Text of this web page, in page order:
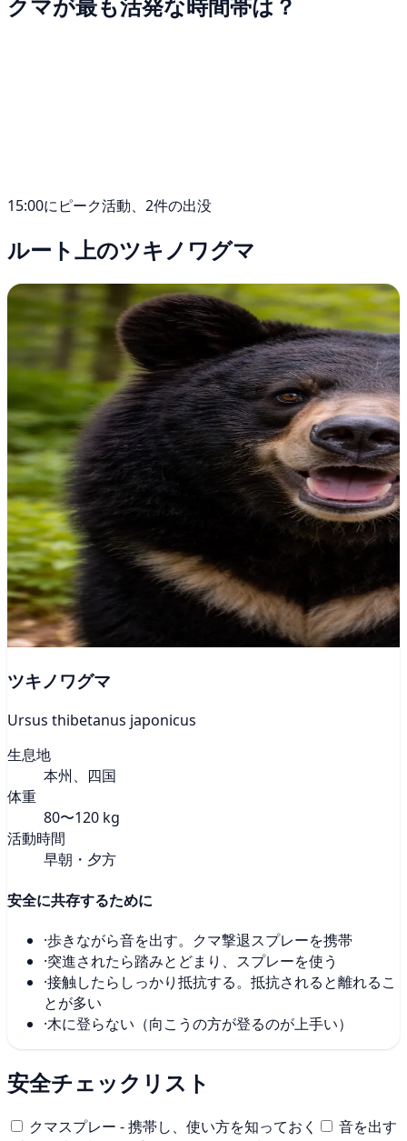
クマが最も活発な時間帯は？
15:00にピーク活動、2件の出没
ルート上のツキノワグマ
ツキノワグマ
Ursus thibetanus japonicus
生息地
本州、四国
体重
80〜120 kg
活動時間
早朝・夕方
安全に共存するために
·歩きながら音を出す。クマ撃退スプレーを携帯
·突進されたら踏みとどまり、スプレーを使う
·接触したらしっかり抵抗する。抵抗されると離れるこ
とが多い
·木に登らない（向こうの方が登るのが上手い）
安全チェックリスト
クマスプレー - 携帯し、使い方を知っておく
音を出す